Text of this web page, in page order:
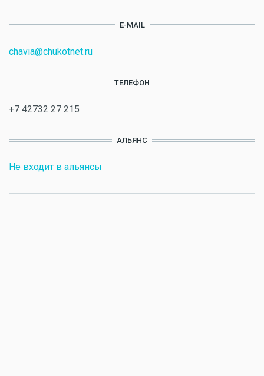
E-MAIL
chavia@chukotnet.ru
ТЕЛЕФОН
+7 42732 27 215
АЛЬЯНС
Не входит в альянсы